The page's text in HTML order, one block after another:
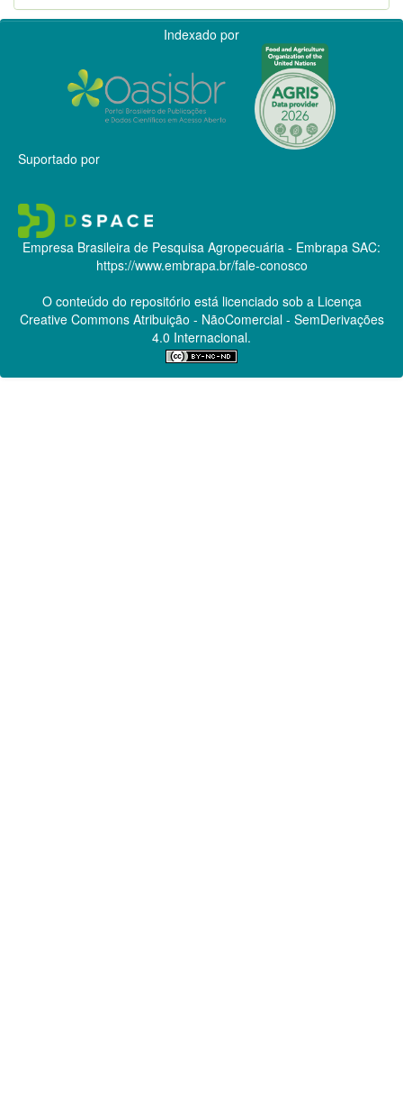
Indexado por
Suportado por
Empresa Brasileira de Pesquisa Agropecuária - Embrapa SAC:
https://www.embrapa.br/fale-conosco
O conteúdo do repositório está licenciado sob a Licença
Creative CommonsAtribuição - NãoComercial - SemDerivações
4.0 Internacional.